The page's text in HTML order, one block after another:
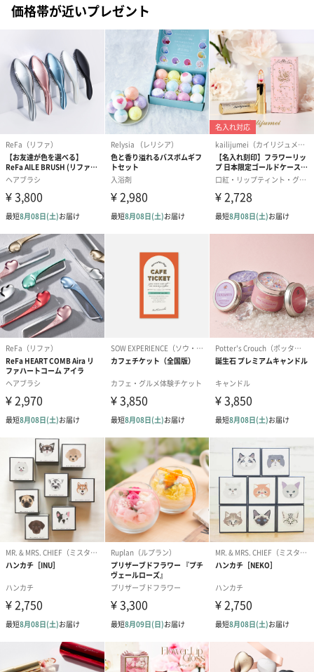
価格帯が近いプレゼント